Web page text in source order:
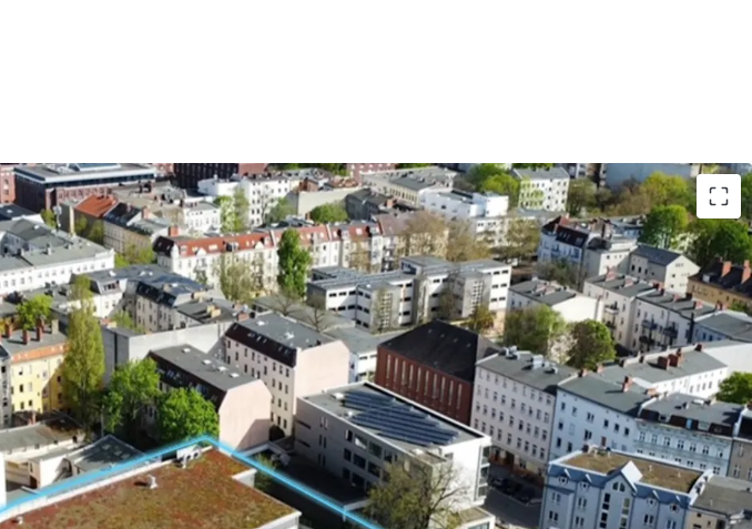
Hochattraktive Baulückemit Nachverdichtungspotential
in Berlin-Spandau mitca. 2.931m² Grundstücksgröße
Exzellente Visibilität und Erreichbarkeit eingebettet im
Wohngebietmit starkemsozioökonomischem